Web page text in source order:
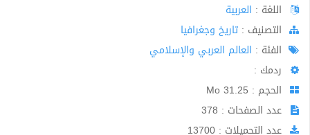
اللغة : العربية
اﻟﺘﺼﻨﻴﻒ : تاريخ وجغرافيا
الفئة : العالم العربي والإسلامي
ردمك :
الحجم : 31.25 Mo
عدد الصفحات : 378
عدد التحميلات : 13700